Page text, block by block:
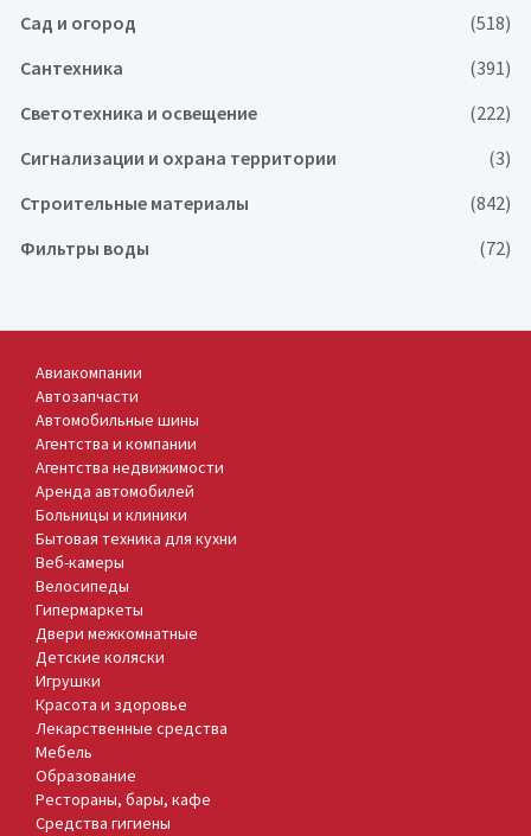
Сад и огород
(518)
Сантехника
(391)
Светотехника и освещение
(222)
Сигнализации и охрана территории
(3)
Строительные материалы
(842)
Фильтры воды
(72)
Авиакомпании
Автозапчасти
Автомобильные шины
Агентства и компании
Агентства недвижимости
Аренда автомобилей
Больницы и клиники
Бытовая техника для кухни
Веб-камеры
Велосипеды
Гипермаркеты
Двери межкомнатные
Детские коляски
Игрушки
Красота и здоровье
Лекарственные средства
Мебель
Образование
Рестораны, бары, кафе
Средства гигиены